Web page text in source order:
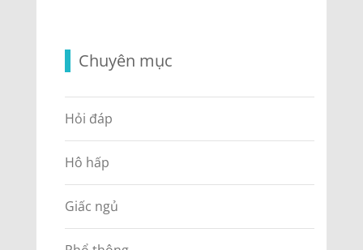
Chuyên mục
Hỏi đáp
Hô hấp
Giấc ngủ